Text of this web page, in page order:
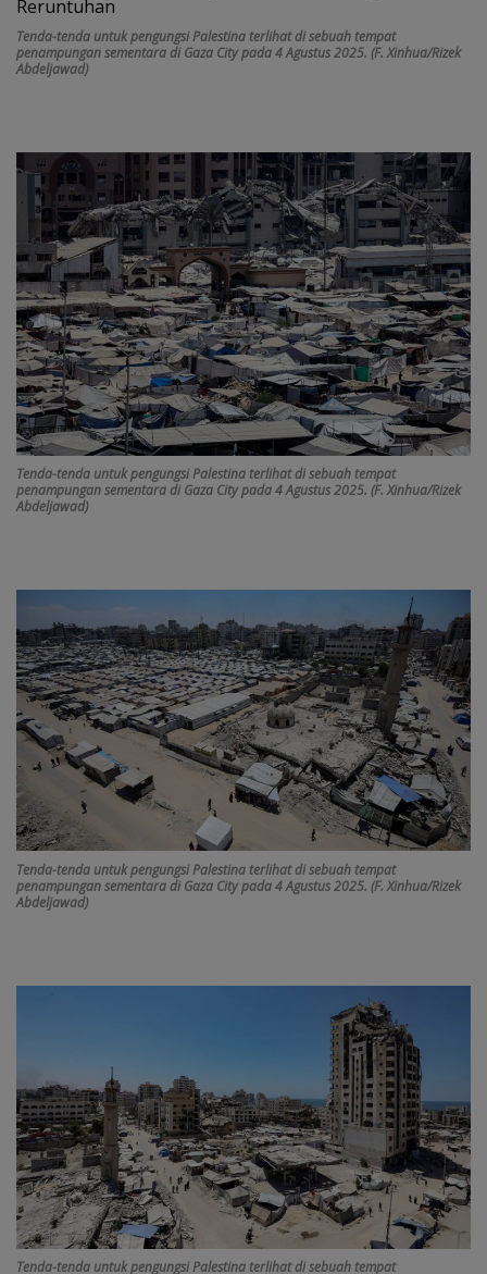
Tenda-tenda untuk pengungsi Palestina terlihat di sebuah tempat
penampungan sementara di Gaza City pada 4 Agustus 2025. (F. Xinhua/Rizek
Abdeljawad)
Tenda-tenda untuk pengungsi Palestina terlihat di sebuah tempat
penampungan sementara di Gaza City pada 4 Agustus 2025. (F. Xinhua/Rizek
Abdeljawad)
Tenda-tenda untuk pengungsi Palestina terlihat di sebuah tempat
penampungan sementara di Gaza City pada 4 Agustus 2025. (F. Xinhua/Rizek
Abdeljawad)
Tenda-tenda untuk pengungsi Palestina terlihat di sebuah tempat